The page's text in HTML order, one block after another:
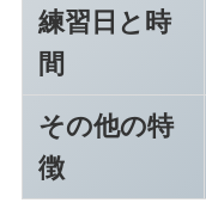
練習日と時
間
その他の特
徴